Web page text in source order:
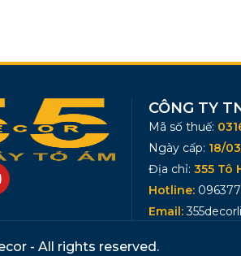
CÔNG TY
Mã số thuế:
Ngày cấp: 18/
Địa chỉ: 355 Tô
Hotline:
Email:
- All rights reserved.